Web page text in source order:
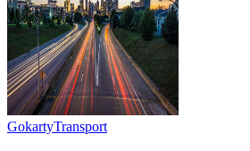
GokartyTransport